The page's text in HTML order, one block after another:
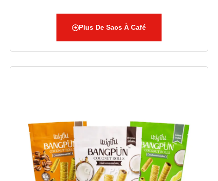
Plus De Sacs À Café